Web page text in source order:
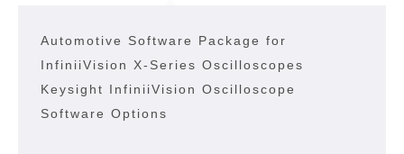
Automotive Software Package for
InfiniiVision X-Series Oscilloscopes
Keysight InfiniiVision Oscilloscope
Software Options